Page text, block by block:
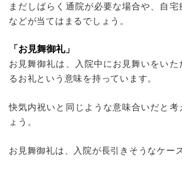
まだしばらく通院が必要な場合や、自宅
などが当てはまるでしょう。
「お見舞御礼」
お見舞御礼は、入院中にお見舞いをいた
るお礼という意味を持っています。
快気内祝いと同じような意味合いだと考
ょう。
お見舞御礼は、入院が長引きそうなケー